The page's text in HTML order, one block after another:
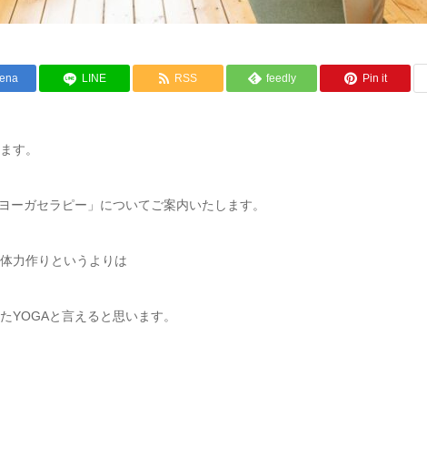
LINE RSS feedly Pin it
す。
ガセラピー」についてご案内いたします。
力作りというよりは
YOGAと言えると思います。